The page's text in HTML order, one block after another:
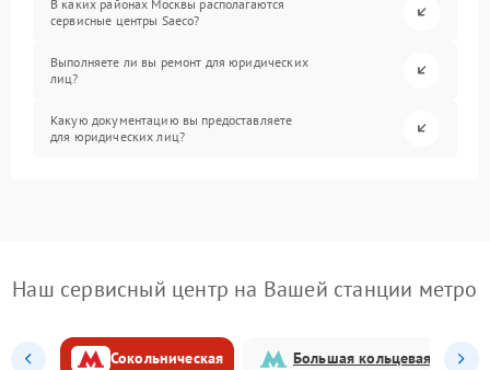
В каких районах Москвы располагаются
сервисные центры Saeco?
Выполняете ли вы ремонт для юридических
лиц?
Какую документацию вы предоставляете
для юридических лиц?
Наш сервисный центр на Вашей станции метро
Сокольническая Большая кольцевая